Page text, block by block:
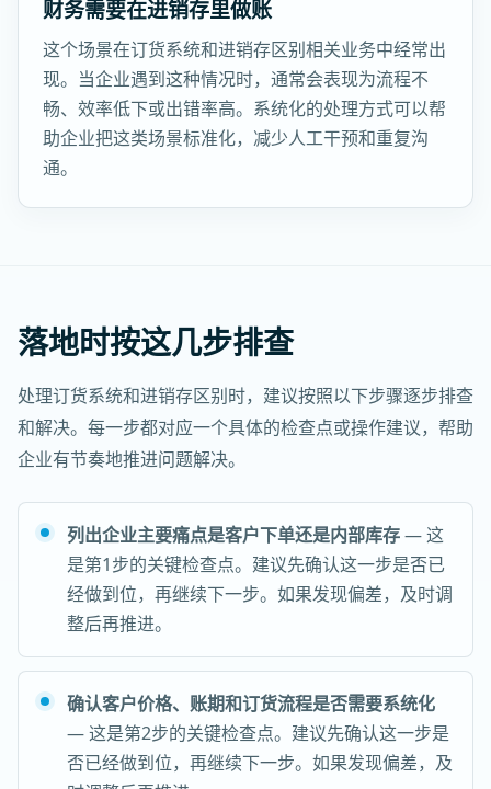
财务需要在进销存里做账
这个场景在订货系统和进销存区别相关业务中经常出
现。当企业遇到这种情况时，通常会表现为流程不
畅、效率低下或出错率高。系统化的处理方式可以帮
助企业把这类场景标准化，减少人工干预和重复沟
通。
落地时按这几步排查
处理订货系统和进销存区别时，建议按照以下步骤逐步排查
和解决。每一步都对应一个具体的检查点或操作建议，帮助
企业有节奏地推进问题解决。
列出企业主要痛点是客户下单还是内部库存— 这
是第1步的关键检查点。建议先确认这一步是否已
经做到位，再继续下一步。如果发现偏差，及时调
整后再推进。
确认客户价格、账期和订货流程是否需要系统化
— 这是第2步的关键检查点。建议先确认这一步是
否已经做到位，再继续下一步。如果发现偏差，及